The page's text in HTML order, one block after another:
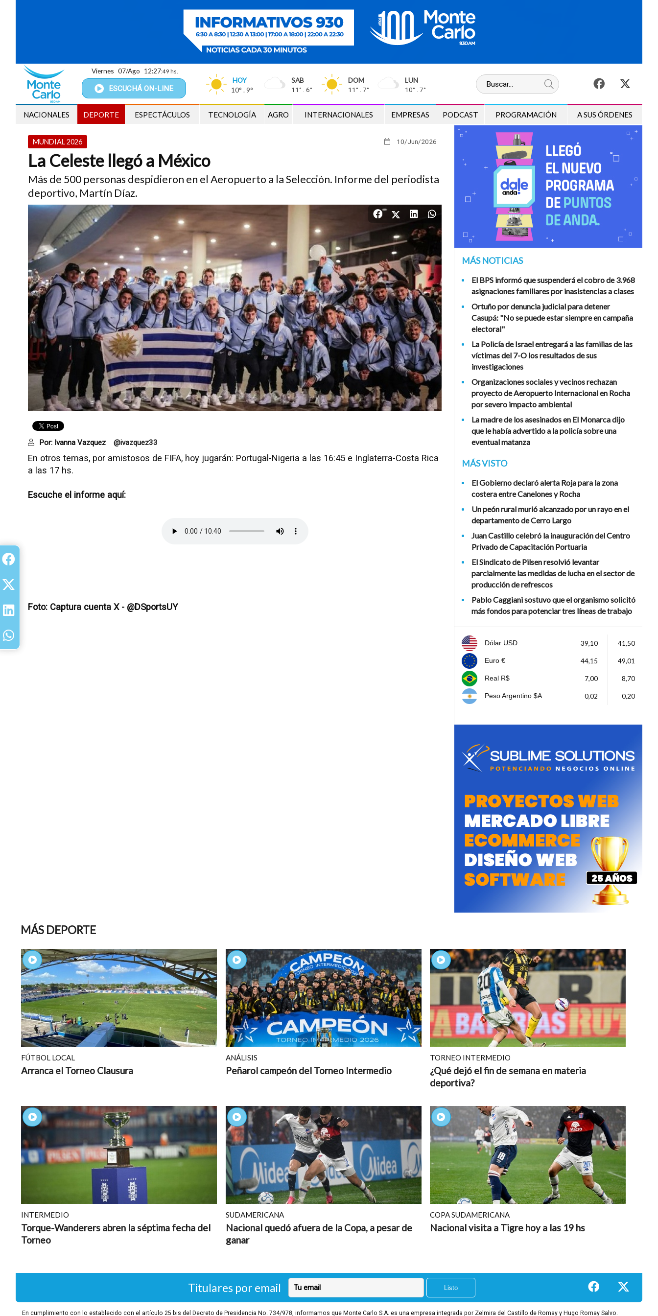
ESCUCHÁ ON-LINE
HOY
10° . 9°
SAB
11° . 6°
DOM
11° . 7°
LUN
10° . 7°
Viernes 07/Ago 12:27:50 hs.
NACIONALES DEPORTE ESPECTÁCULOS TECNOLOGÍA AGRO INTERNACIONALES EMPRESAS PODCAST PROGRAMACIÓN A SUS ÓRDENES
10/Jun/2026
MUNDIAL 2026
La Celeste llegó a México
Más de 500 personas despidieron en el Aeropuerto a la Selección. Informe del periodista
deportivo, Martín Díaz.
Por: Ivanna Vazquez @ivazquez33
En otros temas, por amistosos de FIFA, hoy jugarán: Portugal-Nigeria a las 16:45 e Inglaterra-Costa Rica
a las 17 hs.
Escuche el informe aquí:
Foto: Captura cuenta X - @DSportsUY
MÁS NOTICIAS
El BPS informó que suspenderá el cobro de 3.968
asignaciones familiares por inasistencias a clases
Ortuño por denuncia judicial para detener
Casupá: "No se puede estar siempre en campaña
electoral"
La Policía de Israel entregará a las familias de las
víctimas del 7-O los resultados de sus
investigaciones
Organizaciones sociales y vecinos rechazan
proyecto de Aeropuerto Internacional en Rocha
por severo impacto ambiental
La madre de los asesinados en El Monarca dijo
que le había advertido a la policía sobre una
eventual matanza
MÁS VISTO
El Gobierno declaró alerta Roja para la zona
costera entre Canelones y Rocha
Un peón rural murió alcanzado por un rayo en el
departamento de Cerro Largo
Juan Castillo celebró la inauguración del Centro
Privado de Capacitación Portuaria
El Sindicato de Pilsen resolvió levantar
parcialmente las medidas de lucha en el sector de
producción de refrescos
Pablo Caggiani sostuvo que el organismo solicitó
más fondos para potenciar tres líneas de trabajo
Dólar USD 39,10 41,50
Euro € 44,15 49,01
Real R$ 7,00 8,70
Peso Argentino $A 0,02 0,20
MÁS DEPORTE
FÚTBOL LOCAL
Arranca el Torneo Clausura
ANÁLISIS
Peñarol campeón del Torneo Intermedio
TORNEO INTERMEDIO
¿Qué dejó el fin de semana en materia
deportiva?
INTERMEDIO
Torque-Wanderers abren la séptima fecha del
Torneo
SUDAMERICANA
Nacional quedó afuera de la Copa, a pesar de
ganar
COPA SUDAMERICANA
Nacional visita a Tigre hoy a las 19 hs
Titulares por email
En cumplimiento con lo establecido con el artículo 25 bis del Decreto de Presidencia No. 734/978, informamos que Monte Carlo S.A. es una empresa integrada por Zelmira del Castillo de Romay y Hugo Romay Salvo.